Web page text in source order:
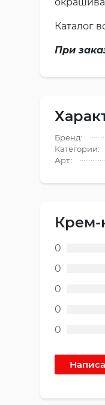
Каталог
При
Бренд:
Категории:
Арт.:
Крем-
0
0
0
0
0